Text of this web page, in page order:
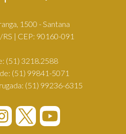
1500 - Santana
| CEP: 90160-091
(51) 3218.2588
(51) 99841-5071
(51) 99236-6315